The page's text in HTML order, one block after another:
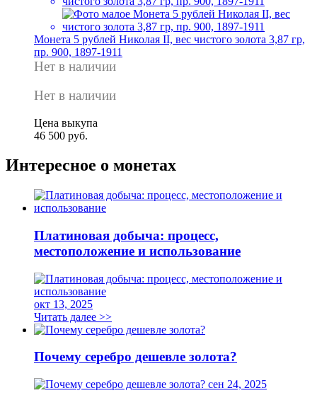
Монета 5 рублей Николая II, вес чистого золота 3,87 гр,
пр. 900, 1897-1911
Нет в наличии
Нет в наличии
Цена выкупа
46 500 руб.
Интересное о монетах
Платиновая добыча: процесс,
местоположение и использование
окт 13, 2025
Читать далее >>
Почему серебро дешевле золота?
сен 24, 2025